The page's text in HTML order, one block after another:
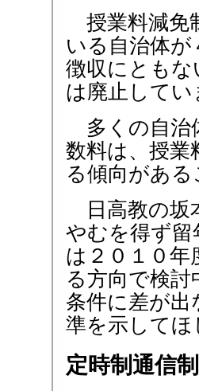
授業料減免
いる自治体
徴収にともな
は廃止してい
多くの自治
数料は、授業
る傾向があ
日高教の坂
やむを得ず
は２０１０年
る方向で検
条件に差が出
準を示して
定時制通信